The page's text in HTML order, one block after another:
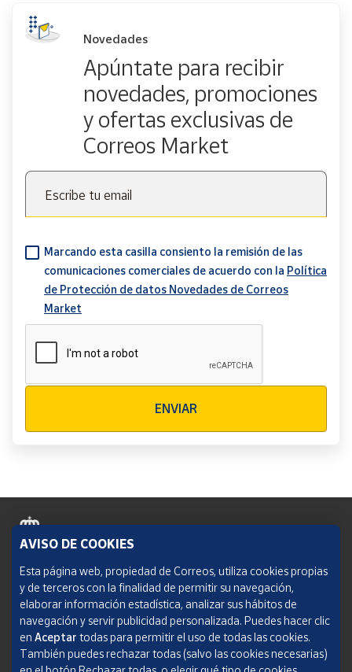
Novedades
Apúntate para recibir
novedades, promociones
y ofertas exclusivas de
Correos Market
Escribe tu email
Marcando esta casilla consiento la remisión de las
comunicaciones comerciales de acuerdo con la Política
de Protección de datos Novedades de Correos
Market
ENVIAR
Política de cookies
Aviso legal
Condiciones del servicio
Política de Privacidad Web
AVISO DE COOKIES
Esta página web, propiedad de Correos, utiliza cookies propias
y de terceros con la finalidad de permitir su navegación,
elaborar información estadística, analizar sus hábitos de
navegación y servir publicidad personalizada. Puedes hacer clic
en Aceptar todas para permitir el uso de todas las cookies.
También puedes rechazar todas (salvo las cookies necesarias)